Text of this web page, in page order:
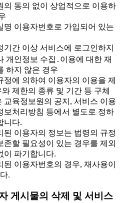
의 동의 없이 상업적으로 이용하
명 이용자번호로 가입되어 있는
기간 이상 서비스에 로그인하지
개인정보 수집․이용에 대한 재
하지 않은 경우
에 의하여 이용자의 이용을 제
제한의 종류 및 기간 등 구체
교육정보원의 공지, 서비스 이용
보처리방침 등에서 별도로 정하
니다.
이용자의 정보는 법령의 규정
존할 필요성이 있는 경우를 제외
이 파기합니다.
이용자번호의 경우, 재사용이
.
게시물의 삭제 및 서비스